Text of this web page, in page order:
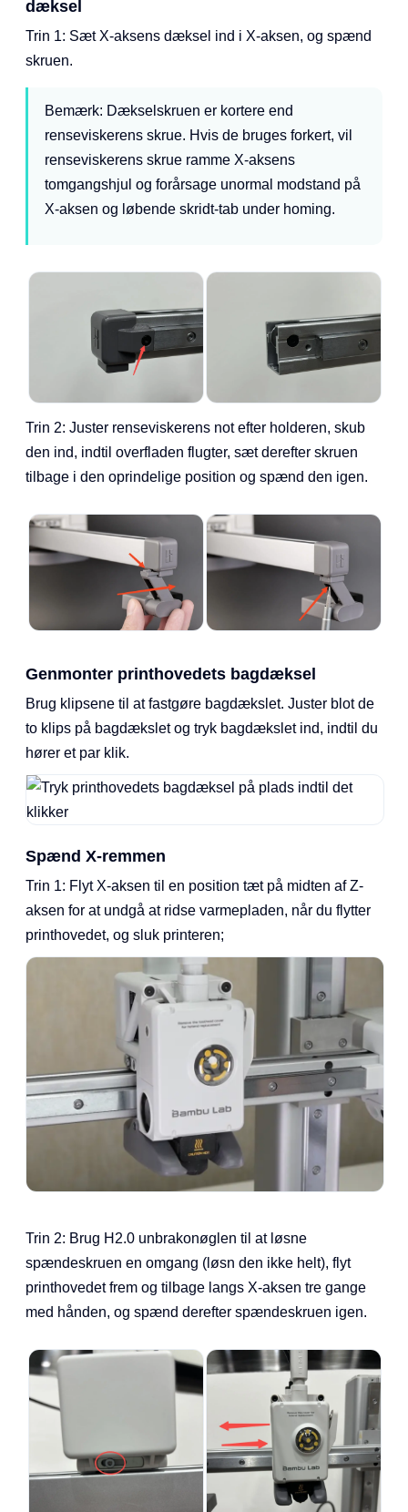
dæksel
Trin 1: Sæt X-aksens dæksel ind i X-aksen, og spænd
skruen.
Bemærk: Dækselskruen er kortere end
renseviskerens skrue. Hvis de bruges forkert, vil
renseviskerens skrue ramme X-aksens
tomgangshjul og forårsage unormal modstand på
X-aksen og løbende skridt-tab under homing.
Trin 2: Juster renseviskerens not efter holderen, skub
den ind, indtil overfladen flugter, sæt derefter skruen
tilbage i den oprindelige position og spænd den igen.
Genmonter printhovedets bagdæksel
Brug klipsene til at fastgøre bagdækslet. Juster blot de
to klips på bagdækslet og tryk bagdækslet ind, indtil du
hører et par klik.
Spænd X-remmen
Trin 1: Flyt X-aksen til en position tæt på midten af Z-
aksen for at undgå at ridse varmepladen, når du flytter
printhovedet, og sluk printeren;
Trin 2: Brug H2.0 unbrakonøglen til at løsne
spændeskruen en omgang (løsn den ikke helt), flyt
printhovedet frem og tilbage langs X-aksen tre gange
med hånden, og spænd derefter spændeskruen igen.